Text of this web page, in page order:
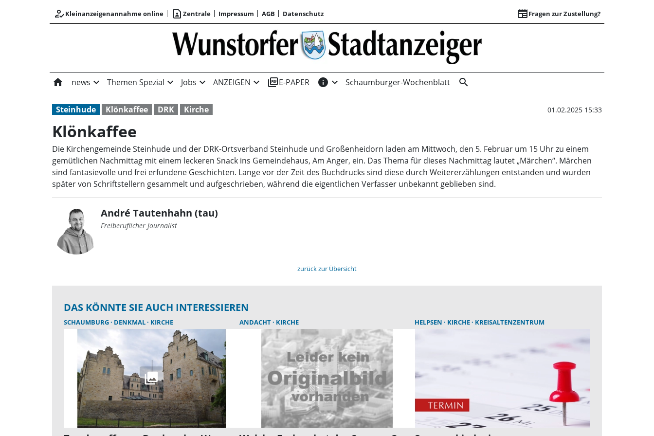
how_to_regKleinanzeigenannahme online contact_page Zentrale Impressum AGB Datenschutz newspaperFragen zur Zustellung?
Klönkaffee |
home news expand_more Themen Spezial expand_more Jobs expand_more ANZEIGEN expand_more picture_as_pdfE-PAPER info expand_more Schaumburger-Wochenblatt search
Steinhude Klönkaffee DRK Kirche 01.02.2025 15:33
Klönkaffee
Die Kirchengemeinde Steinhude und der DRK-Ortsverband Steinhude und Großenheidorn laden am Mittwoch, den 5. Februar um 15 Uhr zu einem
gemütlichen Nachmittag mit einem leckeren Snack ins Gemeindehaus, Am Anger, ein. Das Thema für dieses Nachmittag lautet „Märchen“. Märchen
sind fantasievolle und frei erfundene Geschichten. Lange vor der Zeit des Buchdrucks sind diese durch Weitererzählungen entstanden und wurden
später von Schriftstellern gesammelt und aufgeschrieben, während die eigentlichen Verfasser unbekannt geblieben sind.
André Tautenhahn (tau)
Freiberuflicher Journalist
zurück zur Übersicht
DAS KÖNNTE SIE AUCH INTERESSIEREN
SCHAUMBURG DENKMAL KIRCHE ANDACHT KIRCHE HELPSEN KIRCHE KREISALTENZENTRUM